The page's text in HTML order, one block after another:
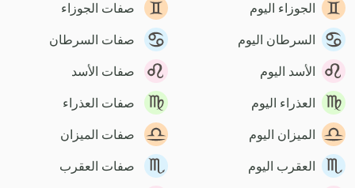
الجوزاء اليوم
السرطان اليوم
الأسد اليوم
العذراء اليوم
الميزان اليوم
العقرب اليوم
صفات الجوزاء
صفات السرطان
صفات الأسد
صفات العذراء
صفات الميزان
صفات العقرب